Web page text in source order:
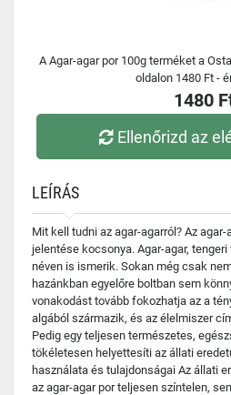
A Agar-agar por 100g terméket a
oldalon 1480 Ft -
1480
Ellenőrizd az
LEÍRÁS
Mit kell tudni az agar-agarról? Az
jelentése kocsonya. Agar-agar,
néven is ismerik. Sokan még csak
hazánkban egyelőre boltban sem
vonakodást tovább fokozhatja az a
algából származik, és az élelmiszer
Pedig egy teljesen természetes,
tökéletesen helyettesíti az állati
használata és tulajdonságai Az állati
az agar-agar por teljesen színtelen,